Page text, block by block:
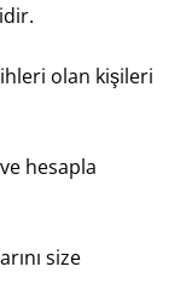
olan kişileri
hesapla
size